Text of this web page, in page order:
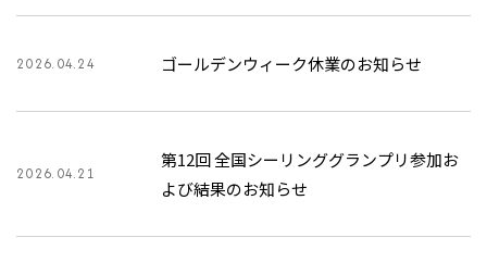
2026.04.24 ゴールデンウィーク休業のお知らせ
2026.04.21
第12回 全国シーリンググランプリ参加お
よび結果のお知らせ